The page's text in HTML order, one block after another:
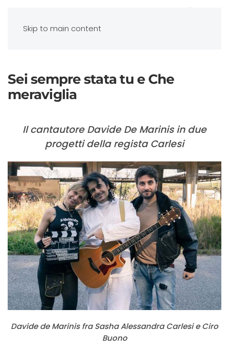
Skip to main content
Sei sempre stata tu e Che
meraviglia
Il cantautore Davide De Marinis in due
progetti della regista Carlesi
Davide de Marinis fra Sasha Alessandra Carlesi e Ciro
Buono